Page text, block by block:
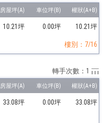
10.21坪 0.00坪 10.21坪
樓別：7/16
33.08坪 0.00坪 33.08坪
轉手次數：1